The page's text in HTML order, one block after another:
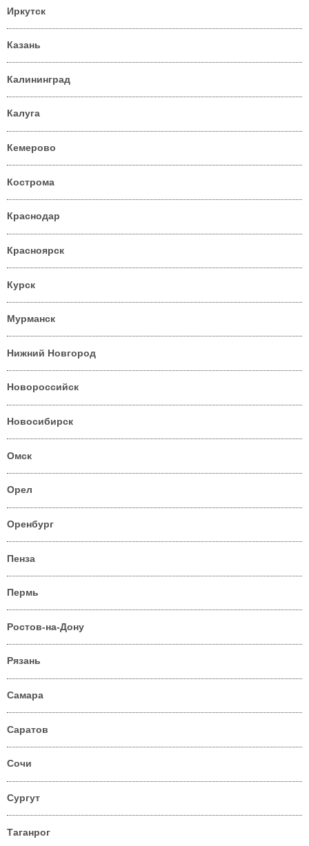
Иркутск
Казань
Калининград
Калуга
Кемерово
Кострома
Краснодар
Красноярск
Курск
Мурманск
Нижний Новгород
Новороссийск
Новосибирск
Омск
Орел
Оренбург
Пенза
Пермь
Ростов-на-Дону
Рязань
Самара
Саратов
Сочи
Сургут
Таганрог